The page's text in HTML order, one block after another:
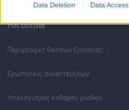
Data Deletion Data Access
HR corner
Περιγραφές Θέσεων Εργασίας
Ερωτήσεις συνεντεύξεων
Υπολογισμός καθαρού μισθού